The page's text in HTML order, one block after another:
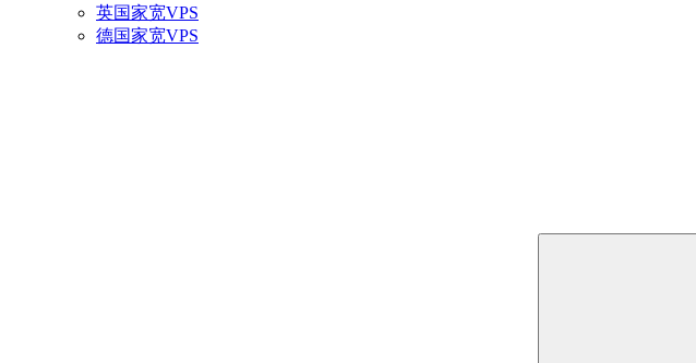
英国家宽VPS
德国家宽VPS